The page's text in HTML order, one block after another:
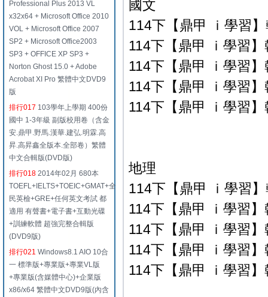
Professional Plus 2013 VL
x32x64 + Microsoft Office 2010
VOL + Microsoft Office 2007
SP2 + Microsoft Office2003
SP3 + OFFICE XP SP3 +
Norton Ghost 15.0 + Adobe
Acrobat XI Pro 繁體中文DVD9
版
排行017 103學年上學期 400份
國中 1-3年級 副版校用卷（含金
安.鼎甲.野馬.漢華.建弘.明霖.高
昇.高昇鑫全版本.全部卷）繁體
中文合輯版(DVD版)
排行018 2014年02月 680本
TOEFL+IELTS+TOEIC+GMAT+全
民英檢+GRE+任何英文考試 都
適用 有聲書+電子書+互動光碟
+訓練軟體 超強完整合輯版
(DVD9版)
排行021 Windows8.1 AIO 10合
一 標準版+專業版+專業VL版
+專業版(含媒體中心)+企業版
x86/x64 繁體中文DVD9版(內含
國文
114下【鼎甲 ｉ學習
114下【鼎甲 ｉ學習
114下【鼎甲 ｉ學習
114下【鼎甲 ｉ學習
114下【鼎甲 ｉ學習
地理
114下【鼎甲 ｉ學習
114下【鼎甲 ｉ學習
114下【鼎甲 ｉ學習
114下【鼎甲 ｉ學習
114下【鼎甲 ｉ學習